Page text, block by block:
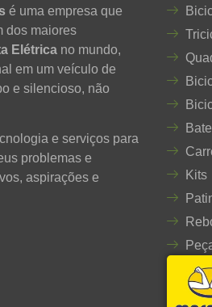
é uma empresa que
dos maiores
Elétrica no mundo,
em um veículo de
e silencioso, não
e serviços para
problemas e
aspirações e
Kits